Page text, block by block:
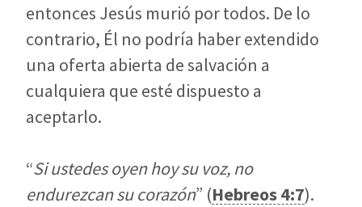
entonces Jesús murió por todos. De lo
contrario, Él no podría haber extendido
una oferta abierta de salvación a
cualquiera que esté dispuesto a
aceptarlo.
“Si ustedes oyen hoy su voz, no
endurezcan su corazón” (Hebreos 4:7).